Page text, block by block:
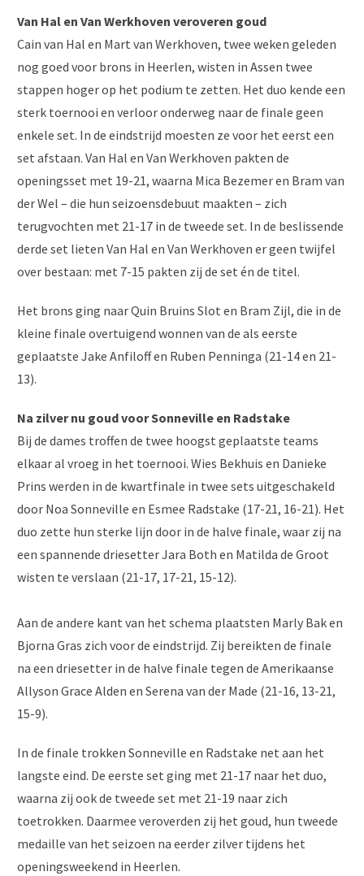
Van Hal en Van Werkhoven veroveren goud
Cain van Hal en Mart van Werkhoven, twee weken geleden
nog goed voor brons in Heerlen, wisten in Assen twee
stappen hoger op het podium te zetten. Het duo kende een
sterk toernooi en verloor onderweg naar de finale geen
enkele set. In de eindstrijd moesten ze voor het eerst een
set afstaan. Van Hal en Van Werkhoven pakten de
openingsset met 19-21, waarna Mica Bezemer en Bram van
der Wel – die hun seizoensdebuut maakten – zich
terugvochten met 21-17 in de tweede set. In de beslissende
derde set lieten Van Hal en Van Werkhoven er geen twijfel
over bestaan: met 7-15 pakten zij de set én de titel.
Het brons ging naar Quin Bruins Slot en Bram Zijl, die in de
kleine finale overtuigend wonnen van de als eerste
geplaatste Jake Anfiloff en Ruben Penninga (21-14 en 21-
13).
Na zilver nu goud voor Sonneville en Radstake
Bij de dames troffen de twee hoogst geplaatste teams
elkaar al vroeg in het toernooi. Wies Bekhuis en Danieke
Prins werden in de kwartfinale in twee sets uitgeschakeld
door Noa Sonneville en Esmee Radstake (17-21, 16-21). Het
duo zette hun sterke lijn door in de halve finale, waar zij na
een spannende driesetter Jara Both en Matilda de Groot
wisten te verslaan (21-17, 17-21, 15-12).
Aan de andere kant van het schema plaatsten Marly Bak en
Bjorna Gras zich voor de eindstrijd. Zij bereikten de finale
na een driesetter in de halve finale tegen de Amerikaanse
Allyson Grace Alden en Serena van der Made (21-16, 13-21,
15-9).
In de finale trokken Sonneville en Radstake net aan het
langste eind. De eerste set ging met 21-17 naar het duo,
waarna zij ook de tweede set met 21-19 naar zich
toetrokken. Daarmee veroverden zij het goud, hun tweede
medaille van het seizoen na eerder zilver tijdens het
openingsweekend in Heerlen.